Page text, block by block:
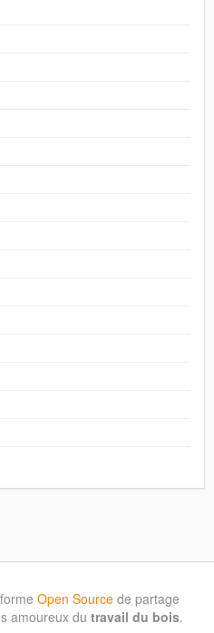
Open Source de partage
amoureux du travail du bois.